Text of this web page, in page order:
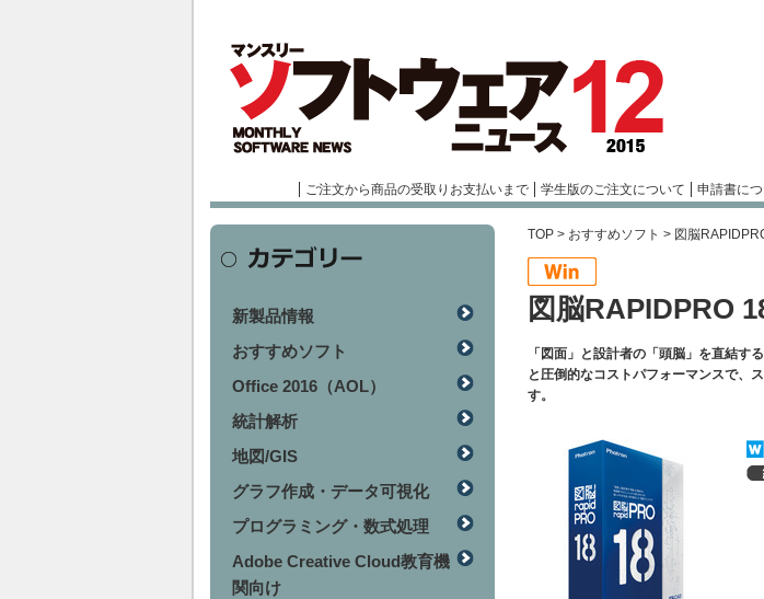
ご注文から商品の受取りお支払いまで 学生版のご注文について 申請書に
TOP > おすすめソフト > 図脳
図脳RAPIDPRO
「図面」と設計者の「頭脳」を直結
と圧倒的なコストパフォーマンスで、
す。
新製品情報
おすすめソフト
Office 2016（AOL）
統計解析
地図/GIS
グラフ作成・データ可視化
プログラミング・数式処理
Adobe Creative Cloud教育機
関向け